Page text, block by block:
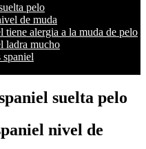
pelo
de muda
tiene alergia a la muda de pelo
ladra mucho
spaniel
suelta pelo
nivel de